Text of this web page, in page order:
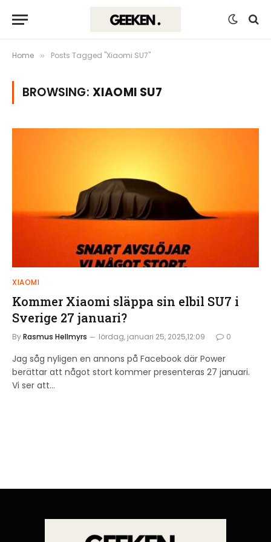
Home » Posts Tagged "Xiaomi SU7"
BROWSING: XIAOMI SU7
XIAOMI
Kommer Xiaomi släppa sin elbil SU7 i
Sverige 27 januari?
ByRasmus Hellmyrs lördag, januari 25, 2025,12:09 0
Jag såg nyligen en annons på Facebook där Power
berättar att något stort kommer presenteras 27 januari.
Vi ser att…